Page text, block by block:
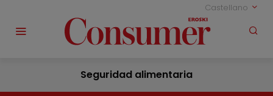
Castellano
Seguridad alimentaria